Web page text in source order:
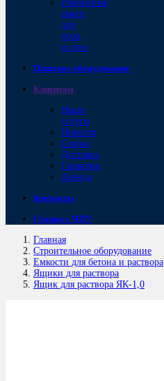
Ремонтные
смеси
для
пола
и стен
Пищевое оборудование
Клиентам
Наши
услуги
Новости
Статьи
Доставка
Гарантии
Аренда
Контакты
Станки с ЧПУ
Главная
Строительное оборудование
Емкости для бетона и раствора
Ящики для раствора
Ящик для раствора ЯК-1,0